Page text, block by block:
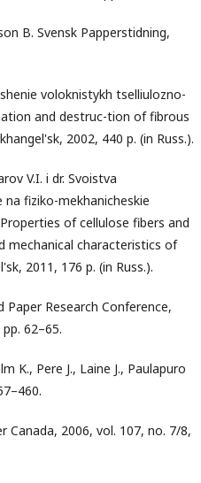
B. Svensk Papperstidning,
voloknistykh tselliulozno-
and destruc-tion of fibrous
2002, 440 p. (in Russ.).
V.I. i dr. Svoistva
fiziko-mekhanicheskie
of cellulose fibers and
mechanical characteristics of
2011, 176 p. (in Russ.).
Research Conference,
62–65.
K., Pere J., Laine J., Paulapuro
Canada, 2006, vol. 107, no. 7/8,